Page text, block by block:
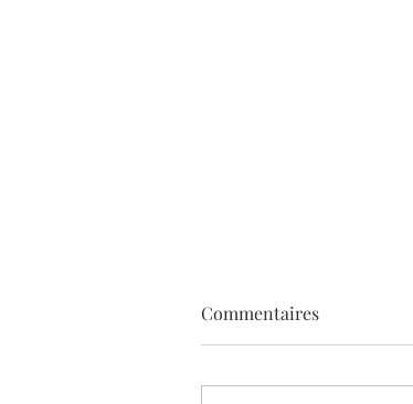
Commentaires